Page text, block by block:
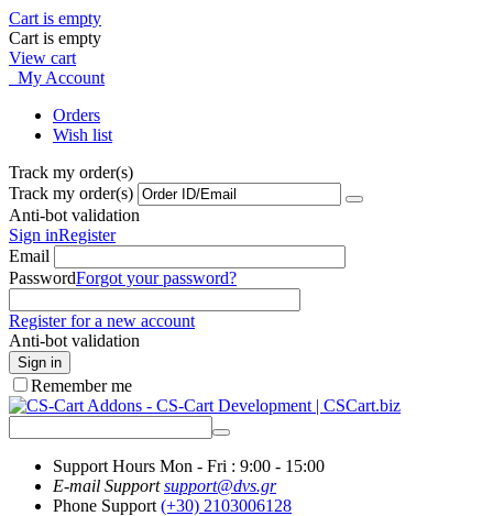
Cart is empty
Cart is empty
View cart
My Account
Orders
Wish list
Track my order(s)
Track my order(s)
Anti-bot validation
Sign inRegister
Email
PasswordForgot your password?
Register for a new account
Anti-bot validation
Sign in
Remember me
Support Hours Mon - Fri : 9:00 - 15:00
E-mail Support support@dvs.gr
Phone Support (+30) 2103006128